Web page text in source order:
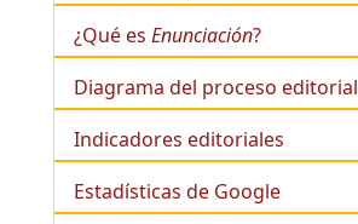
¿Qué es Enunciación?
Diagrama del proceso editorial
Indicadores editoriales
Estadísticas de Google